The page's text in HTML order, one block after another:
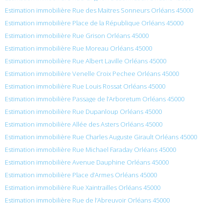
Estimation immobilière Rue des Maitres Sonneurs Orléans 45000
Estimation immobilière Place de la République Orléans 45000
Estimation immobilière Rue Grison Orléans 45000
Estimation immobilière Rue Moreau Orléans 45000
Estimation immobilière Rue Albert Laville Orléans 45000
Estimation immobilière Venelle Croix Pechee Orléans 45000
Estimation immobilière Rue Louis Rossat Orléans 45000
Estimation immobilière Passage de l’Arboretum Orléans 45000
Estimation immobilière Rue Dupanloup Orléans 45000
Estimation immobilière Allée des Asters Orléans 45000
Estimation immobilière Rue Charles Auguste Girault Orléans 45000
Estimation immobilière Rue Michael Faraday Orléans 45000
Estimation immobilière Avenue Dauphine Orléans 45000
Estimation immobilière Place d’Armes Orléans 45000
Estimation immobilière Rue Xaintrailles Orléans 45000
Estimation immobilière Rue de l’Abreuvoir Orléans 45000